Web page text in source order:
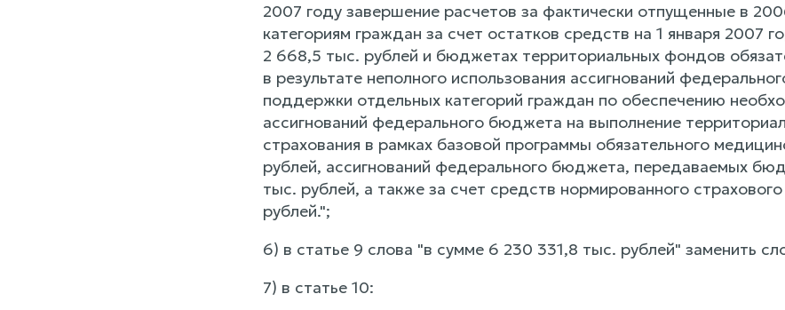
2007 году завершение расчетов за фактически отпущенные в
категориям граждан за счет остатков средств на 1 января
2 668,5 тыс. рублей и бюджетах территориальных фондов
в результате неполного использования ассигнований
поддержки отдельных категорий граждан по обеспечению
ассигнований федерального бюджета на выполнение
страхования в рамках базовой программы обязательного
рублей, ассигнований федерального бюджета, передаваемых
тыс. рублей, а также за счет средств нормированного
рублей.";
6) в статье 9 слова "в сумме 6 230 331,8 тыс. рублей" заменить
7) в статье 10: